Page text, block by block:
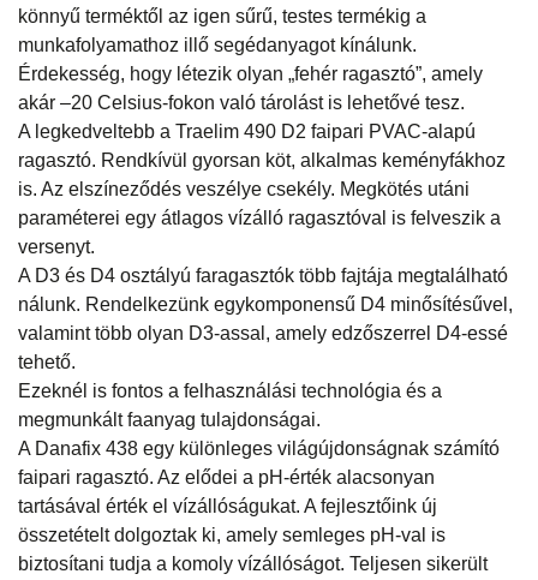
könnyű terméktől az igen sűrű, testes termékig a
munkafolyamathoz illő segédanyagot kínálunk.
Érdekesség, hogy létezik olyan „fehér ragasztó”, amely
akár –20 Celsius-fokon való tárolást is lehetővé tesz.
A legkedveltebb a Traelim 490 D2 faipari PVAC-alapú
ragasztó. Rendkívül gyorsan köt, alkalmas keményfákhoz
is. Az elszíneződés veszélye csekély. Megkötés utáni
paraméterei egy átlagos vízálló ragasztóval is felveszik a
versenyt.
A D3 és D4 osztályú faragasztók több fajtája megtalálható
nálunk. Rendelkezünk egykomponensű D4 minősítésűvel,
valamint több olyan D3-assal, amely edzőszerrel D4-essé
tehető.
Ezeknél is fontos a felhasználási technológia és a
megmunkált faanyag tulajdonságai.
A Danafix 438 egy különleges világújdonságnak számító
faipari ragasztó. Az elődei a pH-érték alacsonyan
tartásával érték el vízállóságukat. A fejlesztőink új
összetételt dolgoztak ki, amely semleges pH-val is
biztosítani tudja a komoly vízállóságot. Teljesen sikerült